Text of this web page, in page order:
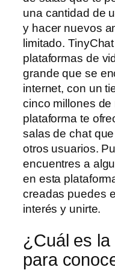
una cantidad de
y hacer nuevos
limitado.
plataformas de
grande que se
internet, con un
cinco millones
plataforma te
salas de chat
otros usuarios.
encuentres a
en esta
creadas puedes
interés y unirte.
¿Cuál es
para